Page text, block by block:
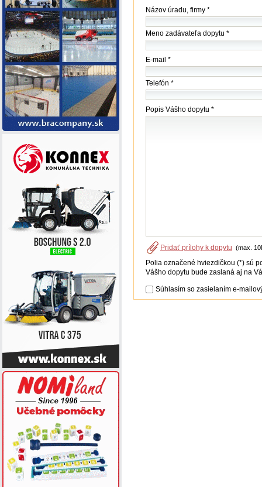
Názov
(firmy
/
úradu)
Názov úradu, firmy *
Meno zadávateľa dopytu *
E-mail *
Telefón *
Popis Vášho dopytu *
Pridať prílohy k dopytu (max.
Polia označené hviezdičkou (*) sú
Vášho dopytu bude zaslaná aj na
Súhlasím so zasielaním e-